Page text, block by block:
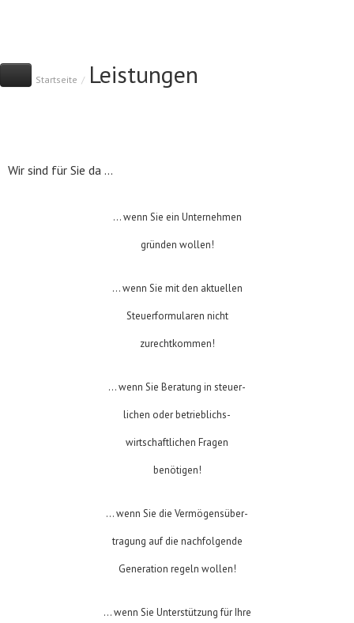
Startseite / Leistungen
Wir sind für Sie da ...
... wenn Sie ein Unternehmen
gründen wollen!
... wenn Sie mit den aktuellen
Steuerformularen nicht
zurechtkommen!
... wenn Sie Beratung in steuer-
lichen oder betrieblichs-
wirtschaftlichen Fragen
benötigen!
... wenn Sie die Vermögensüber-
tragung auf die nachfolgende
Generation regeln wollen!
... wenn Sie Unterstützung für Ihre
Erben & Schenken